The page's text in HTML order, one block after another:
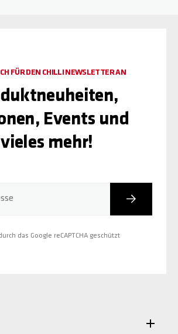
das Google reCAPTCHA geschützt
FÜR DEN CHILLI NEWSLETTER AN
Events und
vieles mehr!